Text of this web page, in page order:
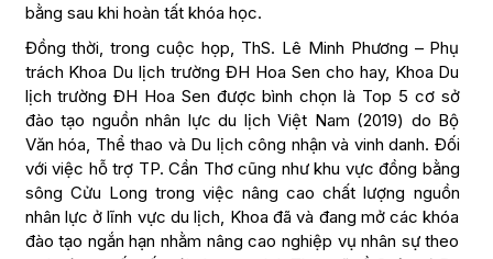
bằng sau khi hoàn tất khóa học.
Đồng thời, trong cuộc họp, ThS. Lê Minh Phương – Phụ
trách Khoa Du lịch trường ĐH Hoa Sen cho hay, Khoa Du
lịch trường ĐH Hoa Sen được bình chọn là Top 5 cơ sở
đào tạo nguồn nhân lực du lịch Việt Nam (2019) do Bộ
Văn hóa, Thể thao và Du lịch công nhận và vinh danh. Đối
với việc hỗ trợ TP. Cần Thơ cũng như khu vực đồng bằng
sông Cửu Long trong việc nâng cao chất lượng nguồn
nhân lực ở lĩnh vực du lịch, Khoa đã và đang mở các khóa
đào tạo ngắn hạn nhằm nâng cao nghiệp vụ nhân sự theo